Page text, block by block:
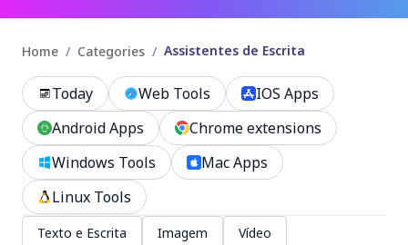
Home / Categories / Assistentes de Escrita
Today Web Tools
IOS Apps
Android Apps
Chrome extensions
Windows Tools
Mac Apps
Linux Tools
Texto e Escrita Imagem
Vídeo